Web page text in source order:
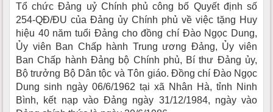
Tổ chức Đảng uỷ Chính phủ công bố Quyết định số
254-QĐ/ĐU của Đảng ủy Chính phủ về việc tặng Huy
hiệu 40 năm tuổi Đảng cho đồng chí Đào Ngọc Dung,
Ủy viên Ban Chấp hành Trung ương Đảng, Ủy viên
Ban Chấp hành Đảng bộ Chính phủ, Bí thư Đảng ủy,
Bộ trưởng Bộ Dân tộc và Tôn giáo. Đồng chí Đào Ngọc
Dung sinh ngày 06/6/1962 tại xã Nhân Hà, tỉnh Ninh
Bình, kết nạp vào Đảng ngày 31/12/1984, ngày vào